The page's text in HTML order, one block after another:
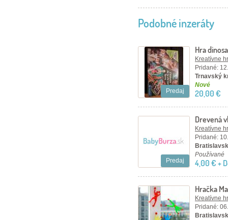
Podobné inzeráty
Predaj
Hra
Kreatívne
Pridané:
Trnavský
Nové
20,00 €
Predaj
Drevená
Kreatívne
Pridané:
Používané
4,00 € +
Hračka
Kreatívne
Pridané: